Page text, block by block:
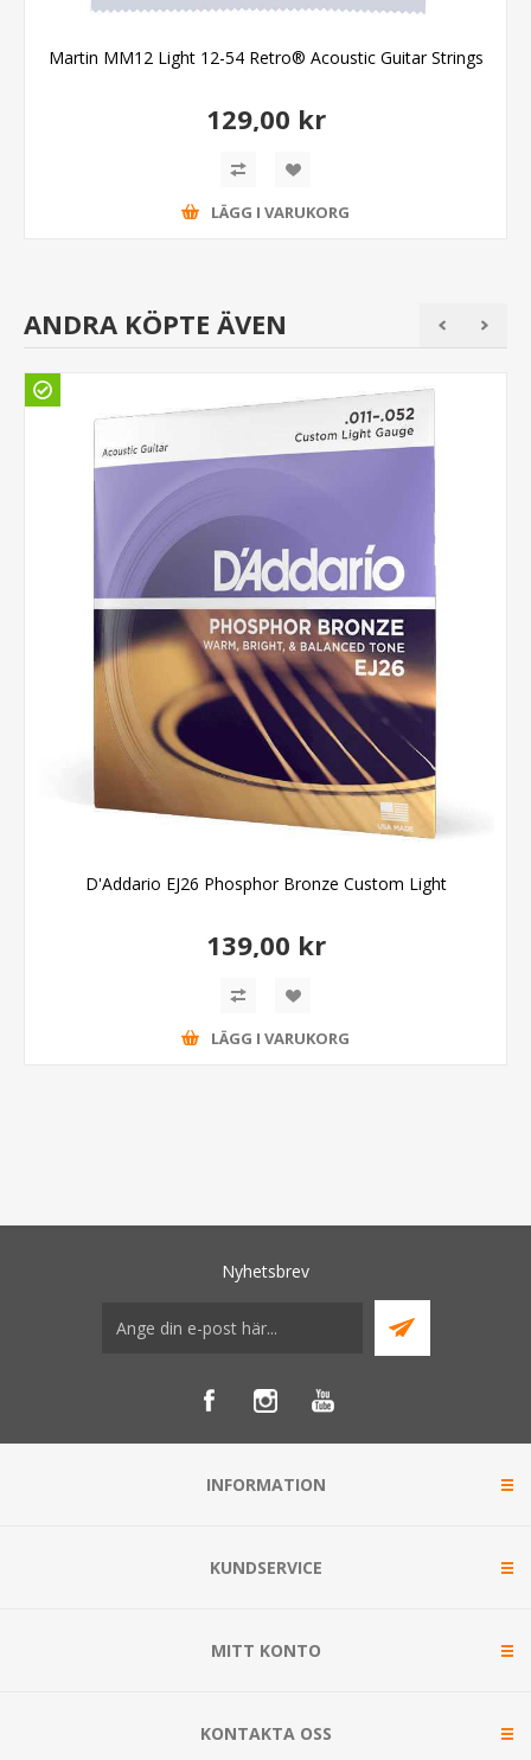
Martin MM12 Light 12-54 Retro® Acoustic Guitar Strings
129,00 kr
LÄGG I VARUKORG
ANDRA KÖPTE ÄVEN
D'Addario EJ26 Phosphor Bronze Custom Light
139,00 kr
LÄGG I VARUKORG
Nyhetsbrev
INFORMATION
KUNDSERVICE
MITT KONTO
KONTAKTA OSS